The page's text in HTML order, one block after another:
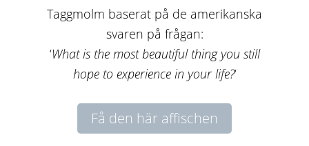
Taggmolm baserat på de amerikanska
svaren på frågan:
‘What is the most beautiful thing you still
hope to experience in your life?‘
Få den här affischen